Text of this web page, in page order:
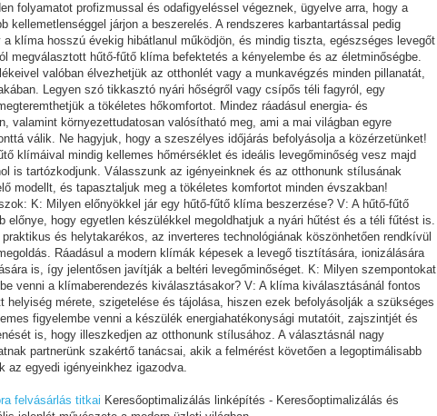
folyamatot profizmussal és odafigyeléssel végeznek, ügyelve arra, hogy a
kellemetlenséggel járjon a beszerelés. A rendszeres karbantartással pedig
a klíma hosszú évekig hibátlanul működjön, és mindig tiszta, egészséges levegőt
megválasztott hűtő-fűtő klíma befektetés a kényelembe és az életminőségbe.
valóban élvezhetjük az otthonlét vagy a munkavégzés minden pillanatát,
Legyen szó tikkasztó nyári hőségről vagy csípős téli fagyról, egy
a tökéletes hőkomfortot. Mindez ráadásul energia- és
valamint környezettudatosan valósítható meg, ami a mai világban egyre
válik. Ne hagyjuk, hogy a szeszélyes időjárás befolyásolja a közérzetünket!
klímáival mindig kellemes hőmérséklet és ideális levegőminőség vesz majd
is tartózkodjunk. Válasszunk az igényeinknek és az otthonunk stílusának
modellt, és tapasztaljuk meg a tökéletes komfortot minden évszakban!
K: Milyen előnyökkel jár egy hűtő-fűtő klíma beszerzése? V: A hűtő-fűtő
előnye, hogy egyetlen készülékkel megoldhatjuk a nyári hűtést és a téli fűtést is.
és helytakarékos, az inverteres technológiának köszönhetően rendkívül
Ráadásul a modern klímák képesek a levegő tisztítására, ionizálására
is, így jelentősen javítják a beltéri levegőminőséget. K: Milyen szempontokat
venni a klímaberendezés kiválasztásakor? V: A klíma kiválasztásánál fontos
helyiség mérete, szigetelése és tájolása, hiszen ezek befolyásolják a szükséges
figyelembe venni a készülék energiahatékonysági mutatóit, zajszintjét és
is, hogy illeszkedjen az otthonunk stílusához. A választásnál nagy
partnerünk szakértő tanácsai, akik a felmérést követően a legoptimálisabb
az egyedi igényeinkhez igazodva.
felvásárlás titkai Keresőoptimalizálás linképítés - Keresőoptimalizálás és